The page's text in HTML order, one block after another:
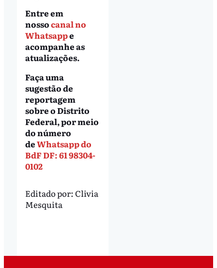
Entre em
nossocanal no
Whatsappe
acompanhe as
atualizações.
Faça uma
sugestão de
reportagem
sobre o Distrito
Federal, por meio
do número
deWhatsapp do
BdF DF: 61 98304-
0102
Editado por: Clivia
Mesquita